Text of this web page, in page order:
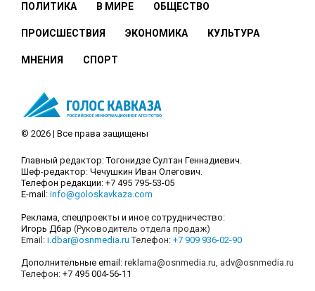
ПОЛИТИКА В МИРЕ ОБЩЕСТВО
ПРОИСШЕСТВИЯ ЭКОНОМИКА КУЛЬТУРА
МНЕНИЯ СПОРТ
© 2026 | Все права защищены
Главный редактор: Тогонидзе Султан Геннадиевич.
Шеф-редактор: Чечушкин Иван Олегович.
Телефон редакции: +7 495 795-53-05
E-mail: info@goloskavkaza.com
Реклама, спецпроекты и иное сотрудничество:
Игорь Дбар (Руководитель отдела продаж)
Email: i.dbar@osnmedia.ru Телефон: +7 909 936-02-90
Дополнительные email: reklama@osnmedia.ru, adv@osnmedia.ru
Телефон: +7 495 004-56-11